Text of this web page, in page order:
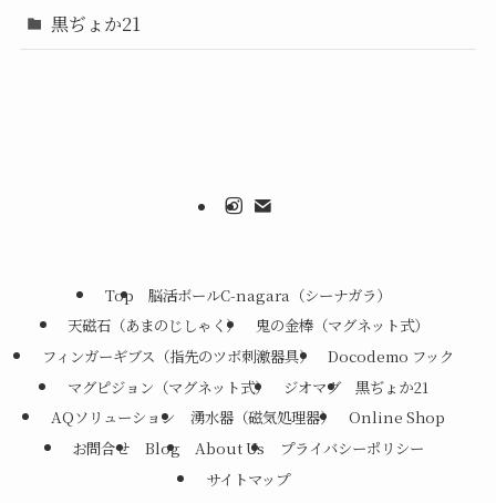
黒ぢょか21
Top
脳活ボールC-nagara（シーナガラ）
天磁石（あまのじしゃく）
鬼の金棒（マグネット式）
フィンガーギブス（指先のツボ刺激器具）
Docodemo フック
マグピジョン（マグネット式）
ジオマグ
黒ぢょか21
AQソリューション
湧水器（磁気処理器）
Online Shop
お問合せ
Blog About Us
プライバシーポリシー
サイトマップ